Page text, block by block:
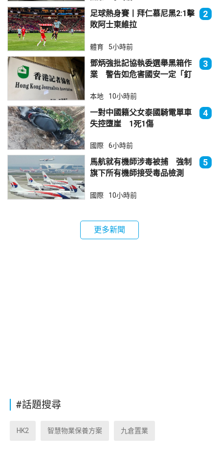
足球熱身賽丨拜仁慕尼黑2:1擊
敗阿士東維拉
2
體育 5小時前
鄧炳強批記協執委選舉黑箱作
業 警告如危害國安一定「釘
3
本地 10小時前
一對中國籍父女泰國騎電單車
失控墮崖 1死1傷
4
國際 6小時前
馬航就有機師涉毒被捕 強制
旗下所有機師接受毒品檢測
5
國際 10小時前
更多新聞
#話題搜尋
HK2 智慧物業保養方案 九倉置業